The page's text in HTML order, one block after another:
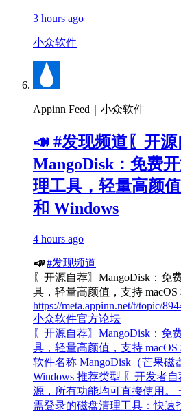
3 hours ago
小众软件
Appinn Feed｜小众软件
📣 #发现频道〖开源
MangoDisk：免费
理工具，轻量高颜
和 Windows
4 hours ago
📣 #发现频道
〖开源自荐〗MangoDisk：免
具，轻量高颜值，支持 macOS
https://meta.appinn.net/t/topic/
小众软件官方论坛
〖开源自荐〗MangoDisk：免
具，轻量高颜值，支持 macOS
软件名称 MangoDisk（芒果磁
Windows 推荐类型 〖开发者
源，所有功能均可直接使用。
需登录的磁盘清理工具：快速